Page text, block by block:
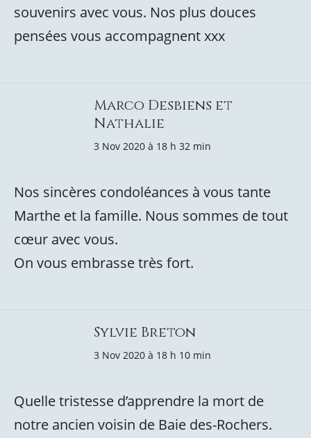
souvenirs avec vous. Nos plus douces
pensées vous accompagnent xxx
Marco Desbiens et
Nathalie
3 Nov 2020 à 18 h 32 min
Nos sincères condoléances à vous tante
Marthe et la famille. Nous sommes de tout
cœur avec vous.
On vous embrasse très fort.
Sylvie Breton
3 Nov 2020 à 18 h 10 min
Quelle tristesse d’apprendre la mort de
notre ancien voisin de Baie des-Rochers.